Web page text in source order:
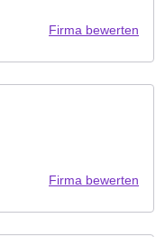
Firma bewerten
Firma bewerten